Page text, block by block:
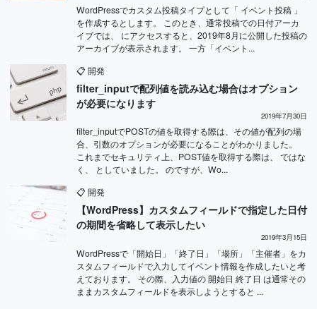
WordPressでカスタム投稿タイプとして「 イベント投稿 」
を作成するとします。 このとき、通常投稿での日付アーカ
イブでは、 にアクセスすると、2019年8月に公開した投稿の
アーカイブが表示されます。 一方「イベント...
📋 開発
filter_inputで配列値を読み込む場合はオプション
が必要になります
2019年7月30日
filter_inputでPOSTの値を取得する際は、その値が配列の場
合、引数のオプションが必要になることがわかりました。
これまでセキュリティ上、POST値を取得する際は、 ではな
く、 としていました。 のですが、Wo...
📋 開発
【WordPress】カスタムフィールドで指定した日付
の期間を省略して表示したい
2019年3月15日
WordPressで「開始日」「終了日」「場所」「主催者」をカ
スタムフィールドで入力してイベント情報を作成したいと考
えております。 その際、入力値の 開始日 終了日 は通常その
ままカスタムフィールドを表示しようとすると ...